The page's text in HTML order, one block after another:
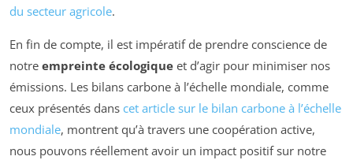
du secteur agricole.
En fin de compte, il est impératif de prendre conscience de
notre empreinte écologique et d’agir pour minimiser nos
émissions. Les bilans carbone à l’échelle mondiale, comme
ceux présentés dans cet article sur le bilan carbone à l’échelle
mondiale, montrent qu’à travers une coopération active,
nous pouvons réellement avoir un impact positif sur notre